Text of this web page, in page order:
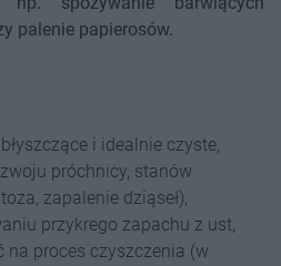
palenie papierosów.
i idealnie czyste,
próchnicy, stanów
zapalenie dziąseł),
przykrego zapachu z ust,
na proces czyszczenia (w